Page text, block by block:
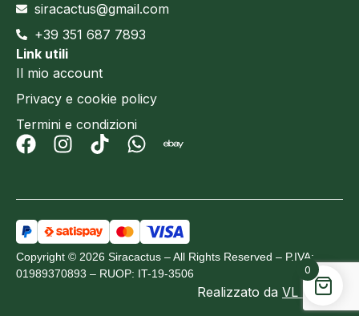
siracactus@gmail.com
+39 351 687 7893
Link utili
Il mio account
Privacy e cookie policy
Termini e condizioni
Copyright © 2026 Siracactus – All Rights Reserved – P.IVA:
01989370893 – RUOP: IT-19-3506
Realizzato da VL Design
0